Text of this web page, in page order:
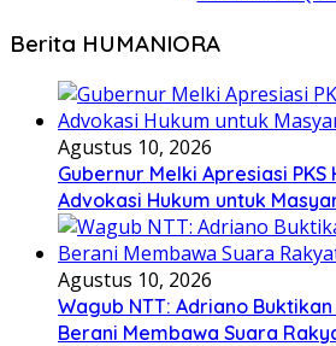
Berita HUMANIORA
Agustus 10, 2026
Gubernur Melki Apresiasi
Advokasi Hukum untuk
Agustus 10, 2026
Wagub NTT: Adriano
Berani Membawa Suara